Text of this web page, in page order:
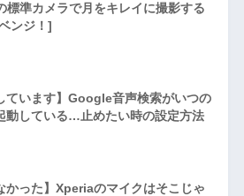
標準カメラで月をキレイに撮影する
ンジ！]
ています】Google音声検索がいつの
動している…止めたい時の設定方法
かった】Xperiaのマイクはそこじゃ